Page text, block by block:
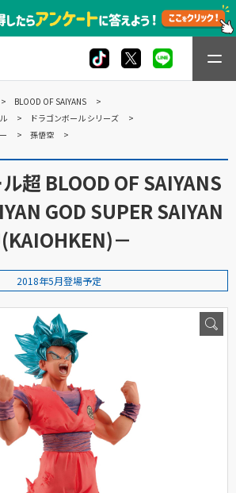
BLOOD OF SAIYANS
ドラゴンボール シリーズ
孫悟空
超 BLOOD OF SAIYANS
GOD SUPER SAIYAN
－
2018年5月登場予定